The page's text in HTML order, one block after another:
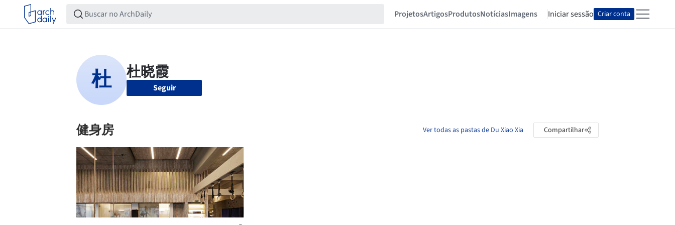
ProjetosArtigosProdutosNotíciasImagens Iniciar sessão Criar conta
Seguir
健身房 Ver todas as pastas de Du Xiao Xia Compartilhar